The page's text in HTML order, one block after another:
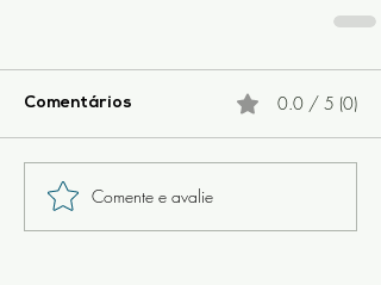
Comentários 0.0 / 5 (0)
Comente e avalie